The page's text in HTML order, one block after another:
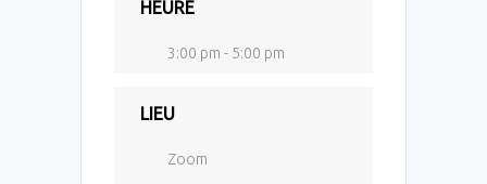
HEURE
3:00 pm - 5:00 pm
LIEU
Zoom